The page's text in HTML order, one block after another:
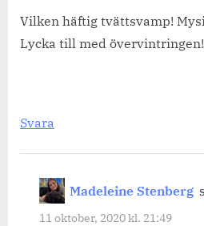
Vilken häftig tvättsvamp!
Lycka till med övervintringen!
Svara
Madeleine Stenberg
11 oktober, 2020 kl. 21:49